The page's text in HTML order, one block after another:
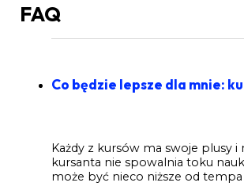
FAQ
Co będzie lepsze dla mnie:
Każdy z kursów ma swoje plusy
kursanta nie spowalnia toku
może być nieco niższe od